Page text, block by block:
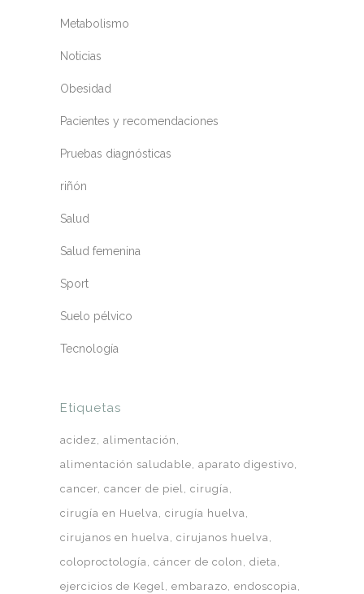
Metabolismo
Noticias
Obesidad
Pacientes y recomendaciones
Pruebas diagnósticas
riñón
Salud
Salud femenina
Sport
Suelo pélvico
Tecnología
Etiquetas
acidez alimentación
alimentación saludable aparato digestivo
cancer cancer de piel cirugía
cirugía en Huelva cirugía huelva
cirujanos en huelva cirujanos huelva
coloproctología cáncer de colon
dieta
ejercicios de Kegel embarazo endoscopia